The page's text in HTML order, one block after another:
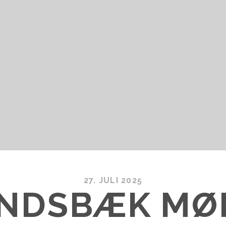
27. JULI 2025